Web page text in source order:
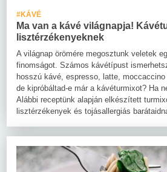
#KÁVÉ
Ma van a kávé világnapja!
lisztérzékenyeknek
A világnap örömére megosztunk veletek
finomságot. Számos kávétípust
hosszú kávé, espresso, latte,
de kipróbáltad-e már a kávéturmixot? Ha
Alábbi receptünk alapján elkészített
lisztérzékenyek és tojásallergiás